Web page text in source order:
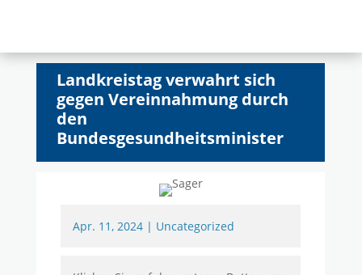
Landkreistag verwahrt sich
gegen Vereinnahmung durch
den
Bundesgesundheitsminister
Apr. 11, 2024| Uncategorized